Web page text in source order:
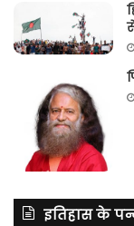
इतिहास के